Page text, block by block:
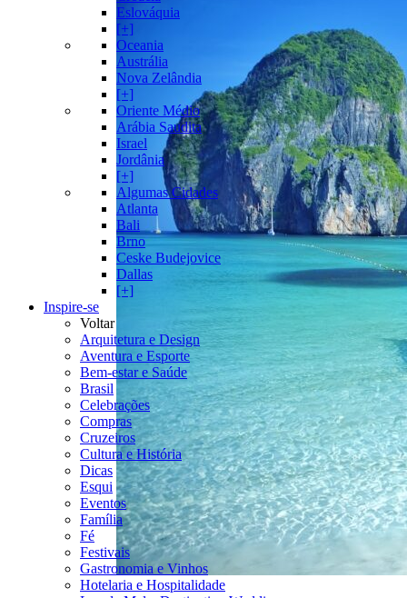
Eslováquia
[+]
Oceania
Austrália
Nova Zelândia
[+]
Oriente Médio
Arábia Saudita
Israel
Jordânia
[+]
Algumas Cidades
Atlanta
Bali
Brno
Ceske Budejovice
Dallas
[+]
Inspire-se
Voltar
Arquitetura e Design
Aventura e Esporte
Bem-estar e Saúde
Brasil
Celebrações
Compras
Cruzeiros
Cultura e História
Dicas
Esqui
Eventos
Família
Fé
Festivais
Gastronomia e Vinhos
Hotelaria e Hospitalidade